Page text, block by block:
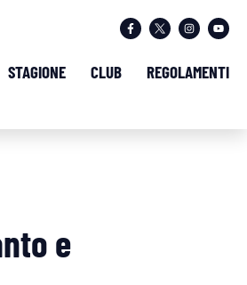
STAGIONE CLUB REGOLAMENTI
e